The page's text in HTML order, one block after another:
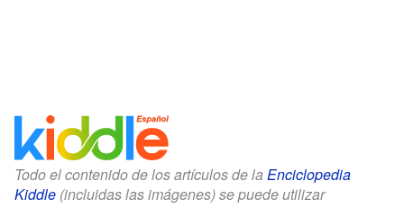
Todo el contenido de los artículos de la Enciclopedia
Kiddle (incluidas las imágenes) se puede utilizar